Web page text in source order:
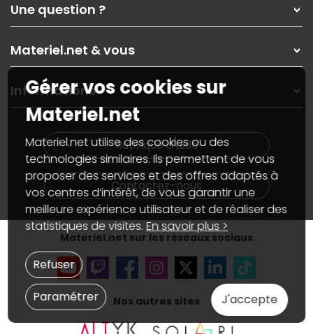
Nos services
Les magasins Materiel.net
Nos solutions pour les pros
Contactez-nous
Une question ?
Paiement, livraison
Garanties,Pack Zen
SAV, demander un retour
Informations
Guides d'achats et tutoriels
Materiel.net & vous
On répare votre PC portable
On rachète votre carte graphique
PC sur mesure : Votre RDV personnalisé
Notre démarche écologique
Materiel.net recrute
Notre programme d'affiliation
Partenariat & Sponsoring
Informations
Plan du site
Nos marques
Conditions générales de vente
Marketplace
Informations légales
Données personnellesetcookies
Gérer vos cookies
Accessibilité : non conforme
Rubrique d'aide
Contactez-nous
Materiel.net sur les réseaux sociaux
Nos autres sites
Gérer vos cookies sur
Materiel.net
Materiel.net utilise des cookies ou des
technologies similaires. Ils permettent de vous
proposer des services et des offres adaptés à
vos centres d’intérêt, de vous garantir une
meilleure expérience utilisateur et de réaliser des
statistiques de visites.En savoir plus >
J'accepte
Paramétrer
Refuser